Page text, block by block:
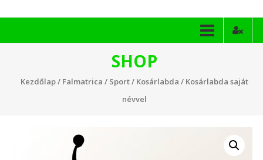
SHOP
Kezdőlap/ Falmatrica / Sport/ Kosárlabda / Kosárlabda saját
névvel